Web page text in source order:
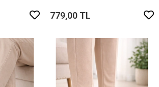
779,00 TL